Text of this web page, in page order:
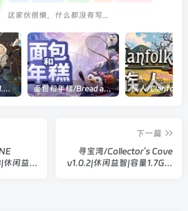
这家伙很懒，什么都没有写...
鼠托邦/Ratopia v1.0.0530|策略模拟|容量2.9GB|官方中文版 面包和年糕/Bread and Fred Build.21411256|动作冒险|容量1.1GB|官方中文版
休闲益
下一篇
寻宝湾/Collector’s Cove
v1.0.2|休闲益智|容量1.7GB|